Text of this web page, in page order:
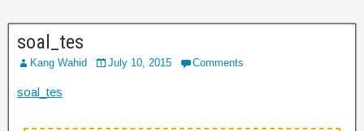
soal_tes
Kang Wahid July 10, 2015 Comments
soal_tes